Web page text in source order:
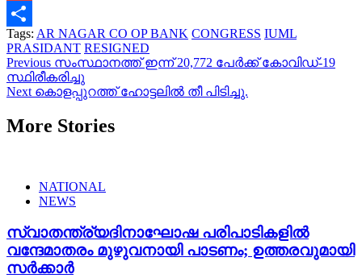
Gmail
Share
Tags: AR NAGAR CO OP BANK CONGRESS IUML
PRASIDANT RESIGNED
Continue
Reading
Previous സംസ്ഥാനത്ത് ഇന്ന് 20,772 പേര്‍ക്ക് കോവിഡ്-19
സ്ഥിരീകരിച്ചു
Next കൊളപ്പുറത്ത് ഹോട്ടലിൽ തീ പിടിച്ചു.
More Stories
NATIONAL
NEWS
സ്വാതന്ത്ര്യദിനാഘോഷ പരിപാടികളിൽ
വന്ദേമാതരം മുഴുവനായി പാടണം; ഉത്തരവുമായി
സർക്കാർ